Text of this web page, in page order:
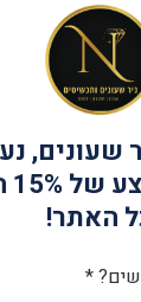
רשמי
שעונים,
האתר!
*